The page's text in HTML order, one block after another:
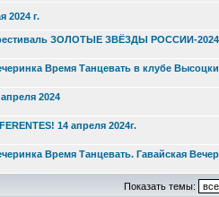
2024 г.
ЗОЛОТЫЕ ЗВЁЗДЫ РОССИИ-2024
Время Танцевать в клубе
2024
14 апреля 2024г.
Время Танцевать. Гавайская
Показать темы: